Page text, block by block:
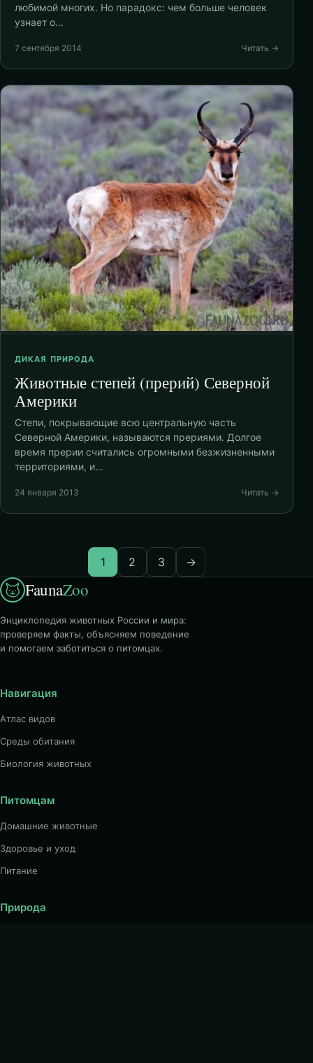
любимой многих. Но парадокс: чем больше человек
узнает о…
7 сентября 2014 Читать →
ДИКАЯ ПРИРОДА
Животные степей (прерий) Северной
Америки
Степи, покрывающие всю центральную часть
Северной Америки, называются прериями. Долгое
время прерии считались огромными безжизненными
территориями, и…
24 января 2013 Читать →
1 2 3 →
FaunaZoo
Энциклопедия животных России и мира:
проверяем факты, объясняем поведение
и помогаем заботиться о питомцах.
Навигация
Атлас видов
Среды обитания
Биология животных
Питомцам
Домашние животные
Здоровье и уход
Питание
Природа